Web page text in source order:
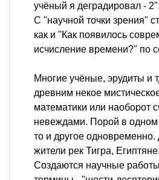
учёный я деградировал - 2".
С "научной точки зрения"
как и "Как появилось
исчисление времени?" по
Многие учёные, эрудиты и
древним некое
математики или наоборот
невеждами. Порой в одном
то и другое одновременно.
жители рек Тигра, Египтяне.
Создаются научные